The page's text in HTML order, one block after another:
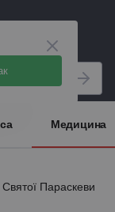
Медицина
Параскеви